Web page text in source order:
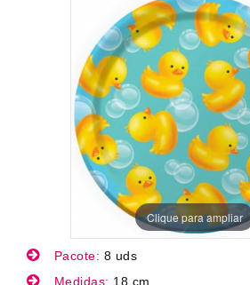
Clique para ampliar
Pacote: 8 uds
Medidas: 18 cm